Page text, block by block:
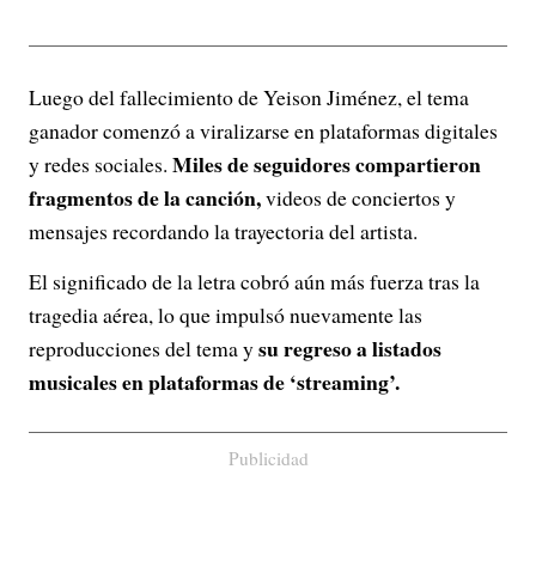
Luego del fallecimiento de Yeison Jiménez, el tema
ganador comenzó a viralizarse en plataformas digitales
y redes sociales. Miles de seguidores compartieron
fragmentos de la canción,videos de conciertos y
mensajes recordando la trayectoria del artista.
El significado de la letra cobró aún más fuerza tras la
tragedia aérea, lo que impulsó nuevamente las
reproducciones del tema ysu regreso a listados
musicales en plataformas de ‘streaming’.
Publicidad